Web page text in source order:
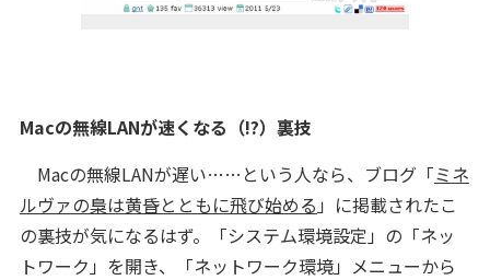
Macの無線LANが速くなる（!?）裏技
Macの無線LANが遅い……という人なら、ブログ「ミネ
ルヴァの梟は黄昏とともに飛び始める 」に掲載されたこ
の裏技が気になるはず。「システム環境設定」の「ネッ
トワーク」を開き、「ネットワーク環境」メニューから